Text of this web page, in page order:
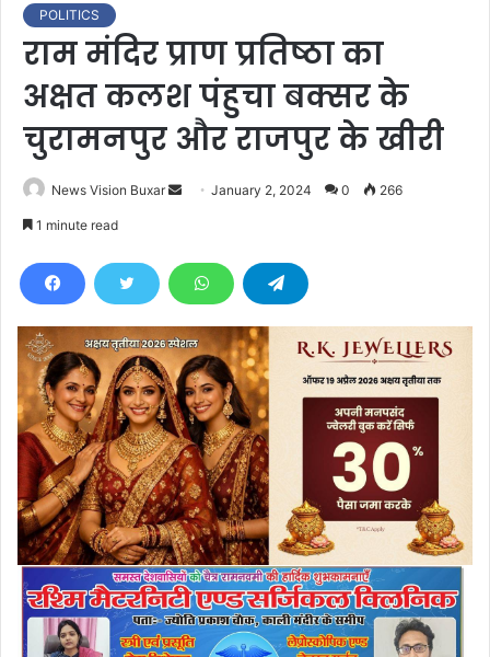
POLITICS
राम मंदिर प्राण प्रतिष्ठा का
अक्षत कलश पंहुचा बक्सर के
चुरामनपुर और राजपुर के खीरी
News Vision Buxar
d
e
m
a
i
l
January 2, 2024 0 266
1 minute read